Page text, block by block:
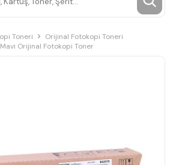
Toneri
Orijinal Fotokopi Toneri
Orijinal Fotokopi Toner